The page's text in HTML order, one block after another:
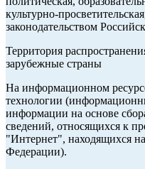
культурно-
законодательством
Территория
зарубежные страны
На информационном
технологии
информации на основе
сведений, относящихся к
"Интернет", находящихся
Федерации).